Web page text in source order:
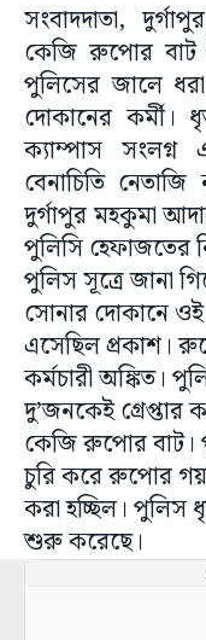
সংবাদদাতা,
কেজি রুপোর বাট
পুলিসের জালে
দোকানের কর্মী।
ক্যাম্পাস সংলগ্ন
বেনাচিতি
দুর্গাপুর মহকুমা
পুলিসি হেফাজতের
পুলিস সূত্রে জানা
সোনার দোকানে
এসেছিল প্রকাশ।
কর্মচারী অঙ্কিত।
দু’জনকেই গ্রেপ্তার
কেজি রুপোর বাট।
চুরি করে রুপোর
করা হচ্ছিল। পুলিস
শুরু করেছে।